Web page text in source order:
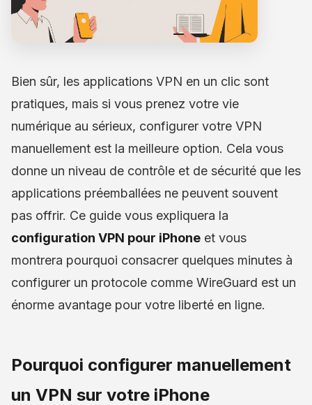
Bien sûr, les applications VPN en un clic sont
pratiques, mais si vous prenez votre vie
numérique au sérieux, configurer votre VPN
manuellement est la meilleure option. Cela vous
donne un niveau de contrôle et de sécurité que les
applications préemballées ne peuvent souvent
pas offrir. Ce guide vous expliquera la
configuration VPN pour iPhone et vous
montrera pourquoi consacrer quelques minutes à
configurer un protocole comme WireGuard est un
énorme avantage pour votre liberté en ligne.
Pourquoi configurer manuellement
un VPN sur votre iPhone